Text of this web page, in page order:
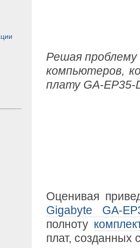
Решая проблему
компьютеров,
плату GA-EP35-
Оценивая
Gigabyte GA-
полноту
плат,